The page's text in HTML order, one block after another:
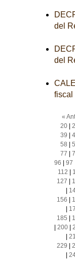
del
del
«
20|
39
58
77
96
97
112
127
156
185
200|
229